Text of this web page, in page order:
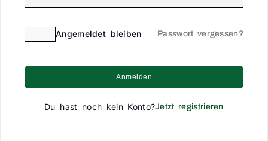
Angemeldet bleiben Passwort vergessen?
Anmelden
Du hast noch kein Konto?Jetzt registrieren